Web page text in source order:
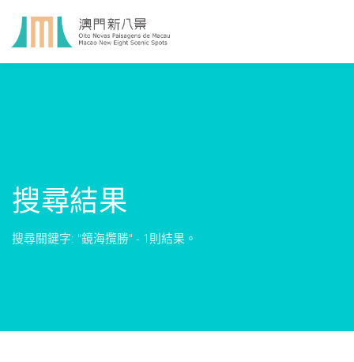
搜尋結果
搜尋關鍵字: "鏡海攬勝" - 1則結果。